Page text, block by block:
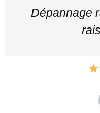
Dépannage